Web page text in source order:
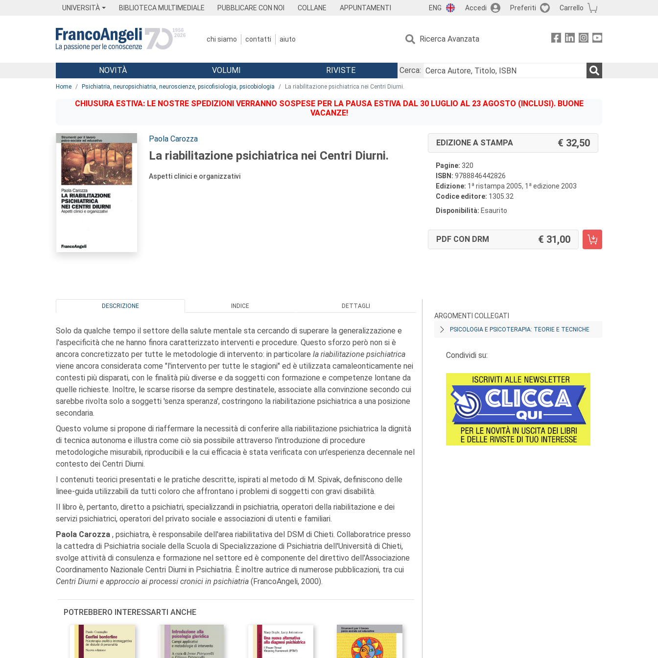
UNIVERSITÀ BIBLIOTECA MULTIMEDIALE PUBBLICARE CON NOI COLLANE APPUNTAMENTI ENG Accedi Preferiti Carrello
chi siamo contatti aiuto Ricerca Avanzata
Menu
NOVITÀ VOLUMI RIVISTE
Cerca:
Home Psichiatria, neuropsichiatria, neuroscienze, psicofisiologia, psicobiologia La riabilitazione psichiatrica nei Centri Diurni.
CHIUSURA ESTIVA: LE NOSTRE SPEDIZIONI VERRANNO SOSPESE PER LA PAUSA ESTIVA DAL 30 LUGLIO AL 23 AGOSTO (INCLUSI). BUONE
VACANZE!
Autori:
Paola Carozza
La riabilitazione psichiatrica nei Centri Diurni.
Aspetti clinici e organizzativi
EDIZIONE A STAMPA 32,50
Pagine: 320
ISBN: 9788846442826
Edizione: 1 a ristampa 2005, 1 a edizione 2003
Codice editore: 1305.32
Disponibilità: Esaurito
PDF CON DRM 31,00
DESCRIZIONE INDICE DETTAGLI
Solo da qualche tempo il settore della salute mentale sta cercando di superare la generalizzazione e
l'aspecificità che ne hanno finora caratterizzato interventi e procedure. Questo sforzo però non si è
ancora concretizzato per tutte le metodologie di intervento: in particolare la riabilitazione psichiatrica
viene ancora considerata come "l'intervento per tutte le stagioni" ed è utilizzata camaleonticamente nei
contesti più disparati, con le finalità più diverse e da soggetti con formazione e competenze lontane da
quelle richieste. Inoltre, le scarse risorse da sempre destinatele, associate alla convinzione secondo cui
sarebbe rivolta solo a soggetti 'senza speranza', costringono la riabilitazione psichiatrica a una posizione
secondaria.
Questo volume si propone di riaffermare la necessità di conferire alla riabilitazione psichiatrica la dignità
di tecnica autonoma e illustra come ciò sia possibile attraverso l'introduzione di procedure
metodologiche misurabili, riproducibili e la cui efficacia è stata verificata con un'esperienza decennale nel
contesto dei Centri Diurni.
I contenuti teorici presentati e le pratiche descritte, ispirati al metodo di M. Spivak, definiscono delle
linee-guida utilizzabili da tutti coloro che affrontano i problemi di soggetti con gravi disabilità.
Il libro è, pertanto, diretto a psichiatri, specializzandi in psichiatria, operatori della riabilitazione e dei
servizi psichiatrici, operatori del privato sociale e associazioni di utenti e familiari.
Paola Carozza , psichiatra, è responsabile dell'area riabilitativa del DSM di Chieti. Collaboratrice presso
la cattedra di Psichiatria sociale della Scuola di Specializzazione di Psichiatria dell'Università di Chieti,
svolge attività di consulenza e formazione nel settore ed è componente del direttivo dell'Associazione
Coordinamento Nazionale Centri Diurni in Psichiatria. È inoltre autrice di numerose pubblicazioni, tra cui
Centri Diurni e approccio ai processi cronici in psichiatria (FrancoAngeli, 2000).
POTREBBERO INTERESSARTI ANCHE
ARGOMENTI COLLEGATI
PSICOLOGIA E PSICOTERAPIA: TEORIE E TECNICHE
Condividi su: